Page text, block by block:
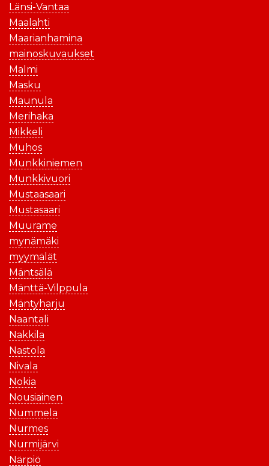
Länsi-Vantaa
Maalahti
Maarianhamina
mainoskuvaukset
Malmi
Masku
Maunula
Merihaka
Mikkeli
Muhos
Munkkiniemen
Munkkivuori
Mustaasaari
Mustasaari
Muurame
mynämäki
myymälät
Mäntsälä
Mänttä-Vilppula
Mäntyharju
Naantali
Nakkila
Nastola
Nivala
Nokia
Nousiainen
Nummela
Nurmes
Nurmijärvi
Närpiö